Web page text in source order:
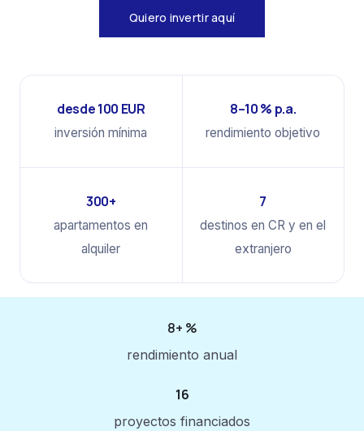
Quiero invertir aquí
desde 100 EUR
inversión mínima
8–10 % p.a.
rendimiento objetivo
300+
apartamentos en
alquiler
7
destinos en CR y en el
extranjero
8+ %
rendimiento anual
16
proyectos financiados